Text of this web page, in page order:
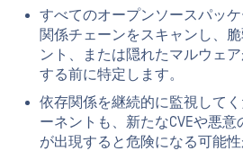
すべてのオープンソースパッ
関係チェーンをスキャンし、
ント、または隠れたマルウェ
する前に特定します。
依存関係を継続的に監視して
ーネントも、新たなCVEや悪
が出現すると危険になる可能性